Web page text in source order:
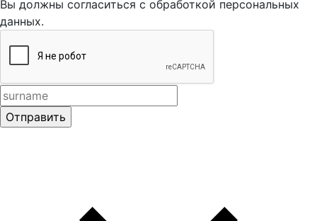
Вы должны согласиться с обработкой персональных
данных.